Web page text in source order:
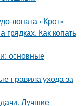
лопата «Крот»
грядках. Как копать
основные
правила ухода за
Лучшие